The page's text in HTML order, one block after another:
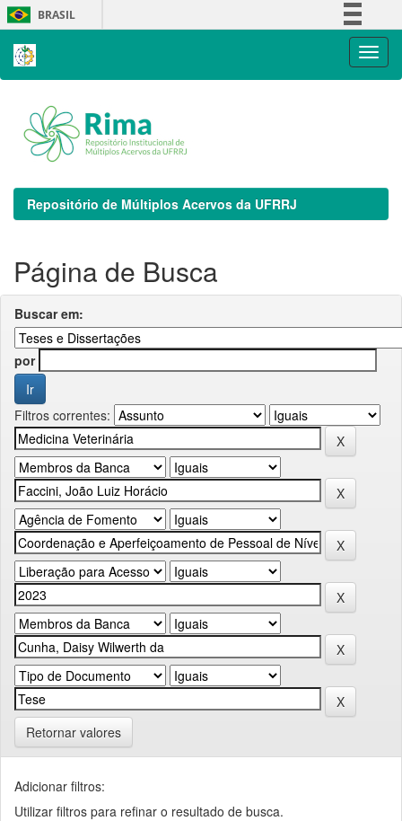
Skip
navigation
BRASIL
Repositório de Múltiplos Acervos da UFRRJ
Página de Busca
Buscar em:
por
Filtros correntes:
Retornar valores
Adicionar filtros:
Utilizar filtros para refinar o resultado de busca.